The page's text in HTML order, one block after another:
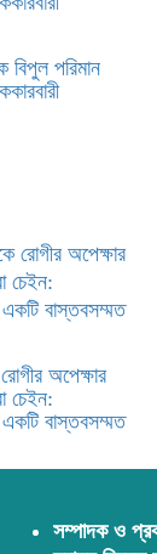
বিপুল পরিমান
অপেক্ষার
চেইন:
একটি বাস্তবসম্মত
সম্পাদক ও